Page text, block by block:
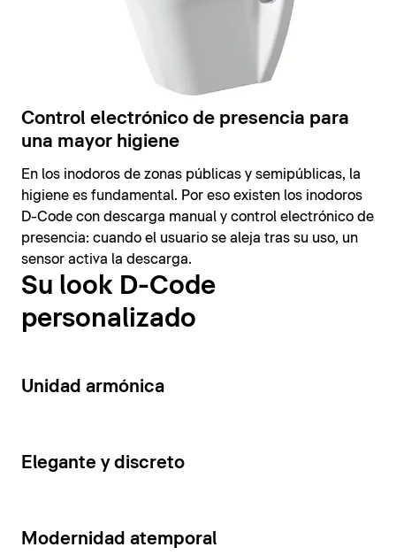
Control electrónico de presencia para
una mayor higiene
En los inodoros de zonas públicas y semipúblicas, la
higiene es fundamental. Por eso existen los inodoros
D-Code con descarga manual y control electrónico de
presencia: cuando el usuario se aleja tras su uso, un
sensor activa la descarga.
Su look D-Code
personalizado
14
Unidad armónica
15
Elegante y discreto
10
Modernidad atemporal